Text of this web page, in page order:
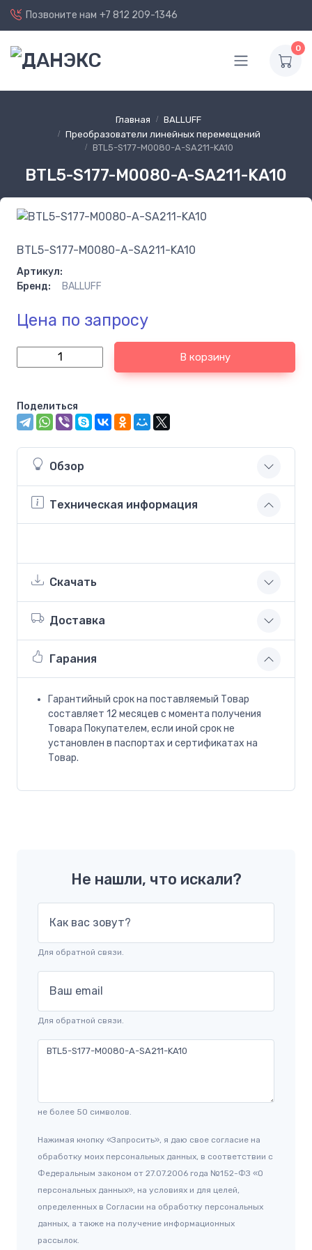
Позвоните нам +7 812 209-1346
0
Главная
BALLUFF
Преобразователи линейных перемещений
BTL5-S177-M0080-A-SA211-KA10
BTL5-S177-M0080-A-SA211-KA10
BTL5-S177-M0080-A-SA211-KA10
Артикул:
Бренд:
BALLUFF
Цена по запросу
В корзину
Поделиться
Обзор
Техническая информация
Скачать
Доставка
Гарания
Гарантийный срок на поставляемый Товар
составляет 12 месяцев с момента получения
Товара Покупателем, если иной срок не
установлен в паспортах и сертификатах на
Товар.
Не нашли, что искали?
Как вас зовут?
Для обратной связи.
Ваш email
Для обратной связи.
не более 50 символов.
Нажимая кнопку «Запросить», я даю свое согласие на
обработку моих персональных данных, в соответствии с
Федеральным законом от 27.07.2006 года №152-ФЗ «О
персональных данных», на условиях и для целей,
определенных в Согласии на обработку персональных
данных, а также на получение информационных
рассылок.